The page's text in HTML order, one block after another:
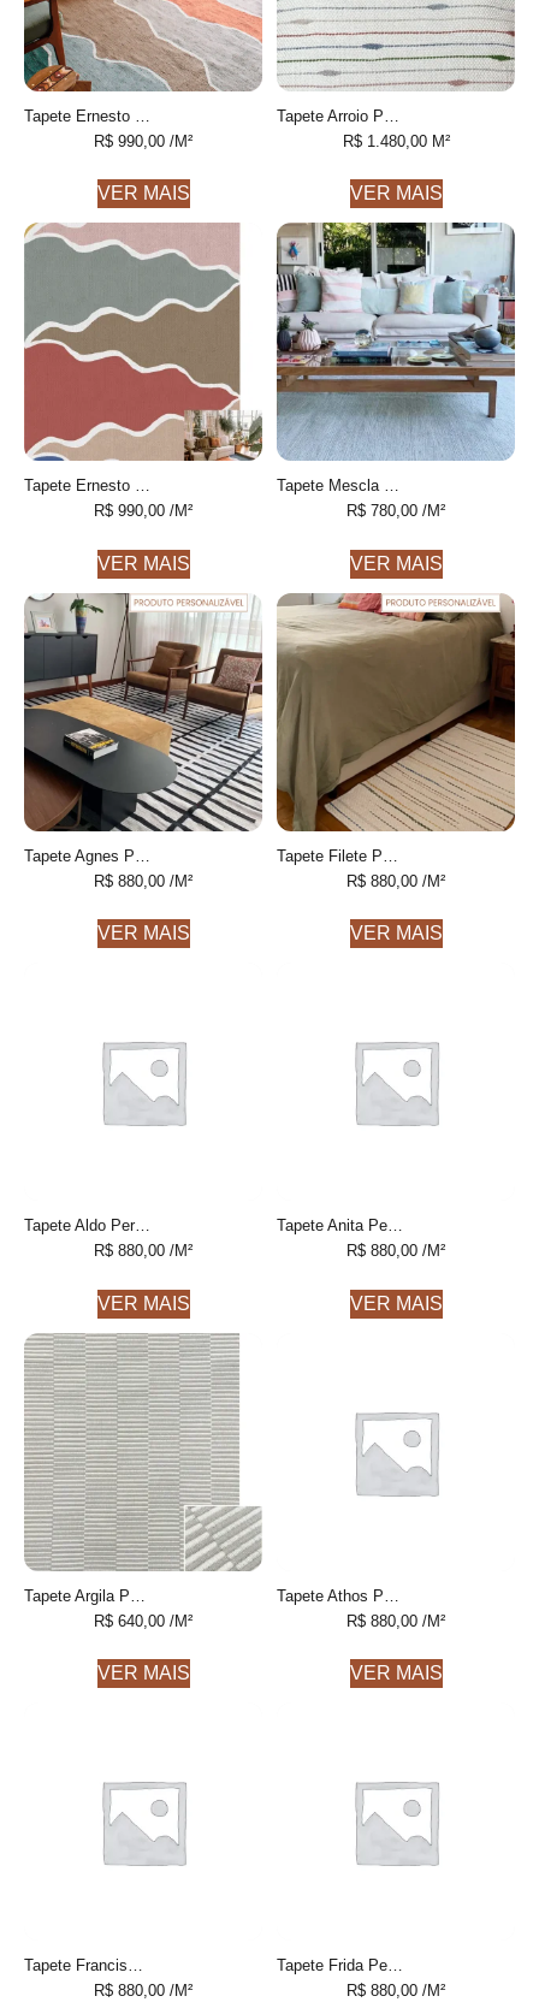
R$ 990,00 /M²
VER MAIS
R$1.480,00M²
VER MAIS
Tapete Ernesto 2 desenhado feito à mão, 100% algodão reciclado
R$ 990,00 /M²
VER MAIS
Tapete Mescla Personalizável feito à mão, 100% algodão reciclado
R$ 780,00 /M²
VER MAIS
R$ 880,00 /M²
VER MAIS
R$ 880,00 /M²
VER MAIS
Tapete Aldo Personalizável feito à mão
R$ 880,00 /M²
VER MAIS
Tapete Anita Personalizável feito à mão
R$ 880,00 /M²
VER MAIS
R$ 640,00 /M²
VER MAIS
R$ 880,00 /M²
VER MAIS
Tapete Francisca Personalizável feito à mão
R$ 880,00 /M²
Tapete Frida Personalizável feito à mão
R$ 880,00 /M²